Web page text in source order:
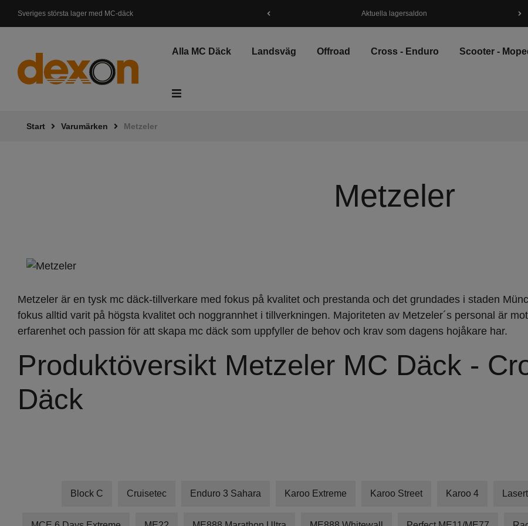
Sveriges största lager med MC-däckSvenskt lager, Leveranstid 1-3 dagar Aktuella lagersaldon
Alla MC Däck Landsväg Offroad Cross - Enduro Scooter -
Start Varumärken Metzeler
Metzeler
Metzeler är en tysk mc däck-tillverkare med fokus på kvalitet och prestanda och det grundades i staden
fokus alltid varit på högsta kvalitet och noggrannhet i tillverkningen. Majoriteten av Metzeler´s personal är
erfarenhet och passion för att skapa mc däck som uppfyller de behov och krav som dagens hojåkare har.
Produktöversikt Metzeler MC Däck -
Däck
Block C Cruisetec Enduro 3 Sahara Karoo Extreme Karoo Street Karoo 4